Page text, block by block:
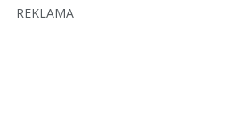
REKLAMA